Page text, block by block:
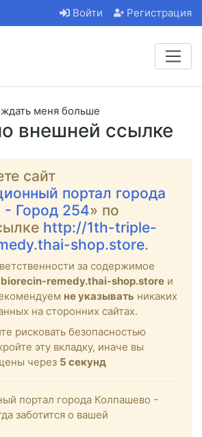
Войти Регистрация
внешней ссылке
меня больше
сайт
портал города
Город 254» по
http://1th-triple-
shop.store.
за содержимое
remedy.thai-shop.store и
не указывать никаких
на сторонних сайтах.
рисковать безопасностью
эту вкладку, иначе вы
через 4 секунд
портал города Колпашево -
заботится о вашей